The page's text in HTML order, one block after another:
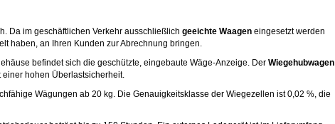
Da im geschäftlichen Verkehr ausschließlich geeichte Waagen eingesetzt werden
haben, an Ihren Kunden zur Abrechnung bringen.
befindet sich die geschützte, eingebaute Wäge-Anzeige. Der Wiegehubwagen
einer hohen Überlastsicherheit.
Wägungen ab 20 kg. Die Genauigkeitsklasse der Wiegezellen ist 0,02 %, die